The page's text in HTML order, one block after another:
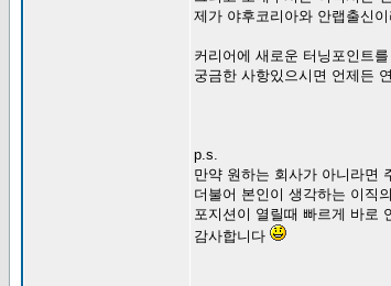
제가 야후코리아와 안랩출신
커리어에 새로운 터닝포인트
궁금한 사항있으시면 언제든
p.s.
만약 원하는 회사가 아니라면
더불어 본인이 생각하는 이직
포지션이 열릴때 빠르게 바로
감사합니다